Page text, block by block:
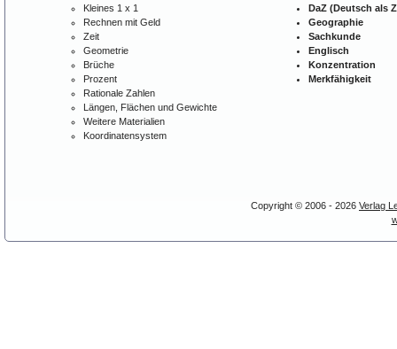
Kleines 1 x 1
Rechnen mit Geld
Zeit
Geometrie
Brüche
Prozent
Rationale Zahlen
Längen, Flächen und Gewichte
Weitere Materialien
Koordinatensystem
DaZ (Deutsch als
Geographie
Sachkunde
Englisch
Konzentration
Merkfähigkeit
Copyright © 2006 - 2026 Verlag